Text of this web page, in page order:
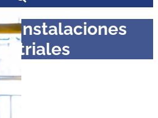
Instalaciones